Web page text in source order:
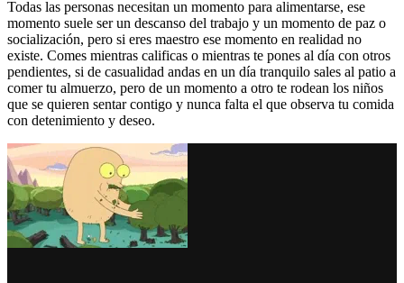
Todas las personas necesitan un momento para alimentarse, ese
momento suele ser un descanso del trabajo y un momento de paz o
socialización, pero si eres maestro ese momento en realidad no
existe. Comes mientras calificas o mientras te pones al día con otros
pendientes, si de casualidad andas en un día tranquilo sales al patio a
comer tu almuerzo, pero de un momento a otro te rodean los niños
que se quieren sentar contigo y nunca falta el que observa tu comida
con detenimiento y deseo.